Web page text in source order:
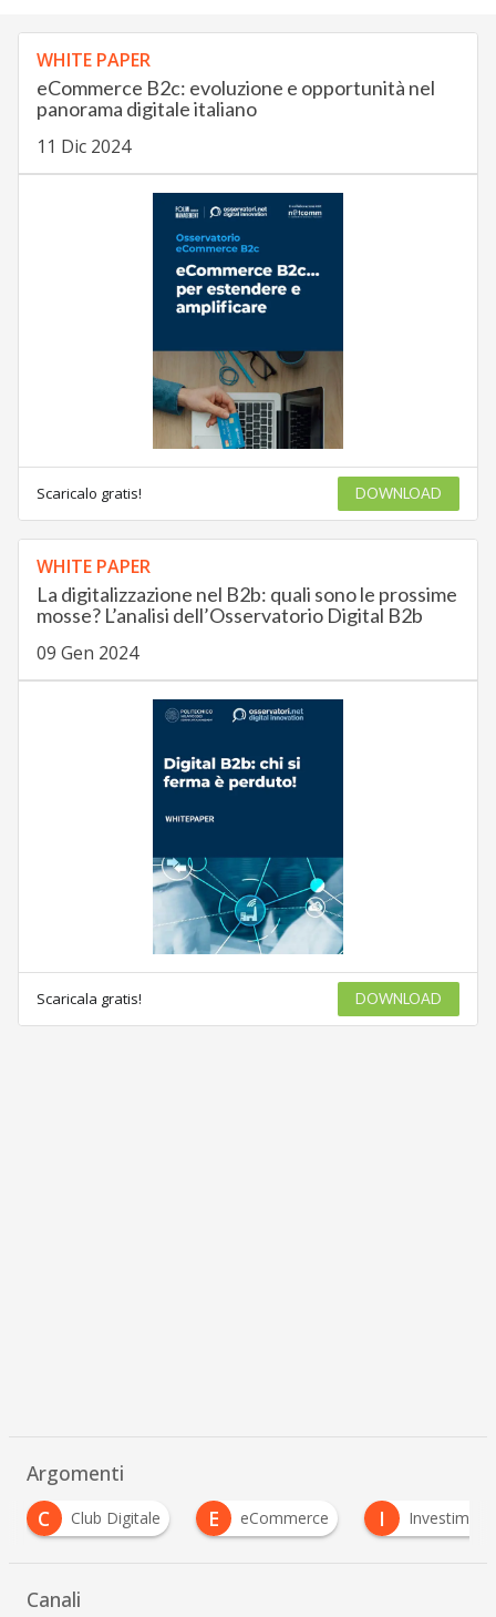
WHITE PAPER
eCommerce B2c: evoluzione e opportunità nel
panorama digitale italiano
11 Dic 2024
Scaricalo gratis! DOWNLOAD
WHITE PAPER
La digitalizzazione nel B2b: quali sono le prossime
mosse? L’analisi dell’Osservatorio Digital B2b
09 Gen 2024
Scaricala gratis! DOWNLOAD
Argomenti
C
Club Digitale E eCommerce I Investimenti
Canali